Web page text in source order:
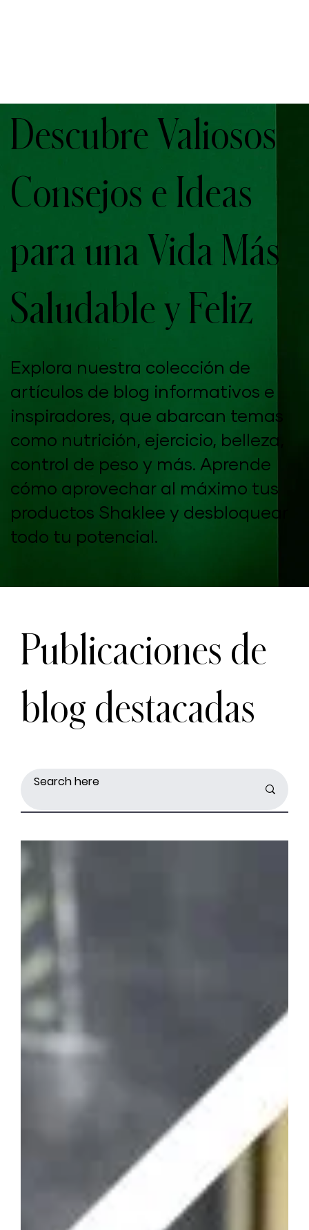
Descubre Valiosos
Consejos e Ideas
para una Vida Más
Saludable y Feliz
Explora nuestra colección de
artículos de blog informativos e
inspiradores, que abarcan temas
como nutrición, ejercicio, belleza,
control de peso y más. Aprende
cómo aprovechar al máximo tus
productos Shaklee y desbloquear
todo tu potencial.
Publicaciones de
blog destacadas